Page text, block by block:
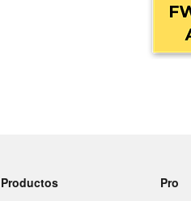
Productos
Pro